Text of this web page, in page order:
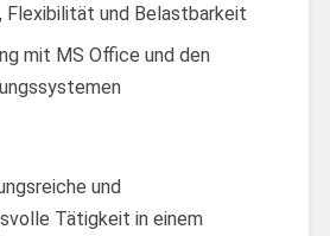
Flexibilität und Belastbarkeit
mit MS Office und den
und
Tätigkeit in einem